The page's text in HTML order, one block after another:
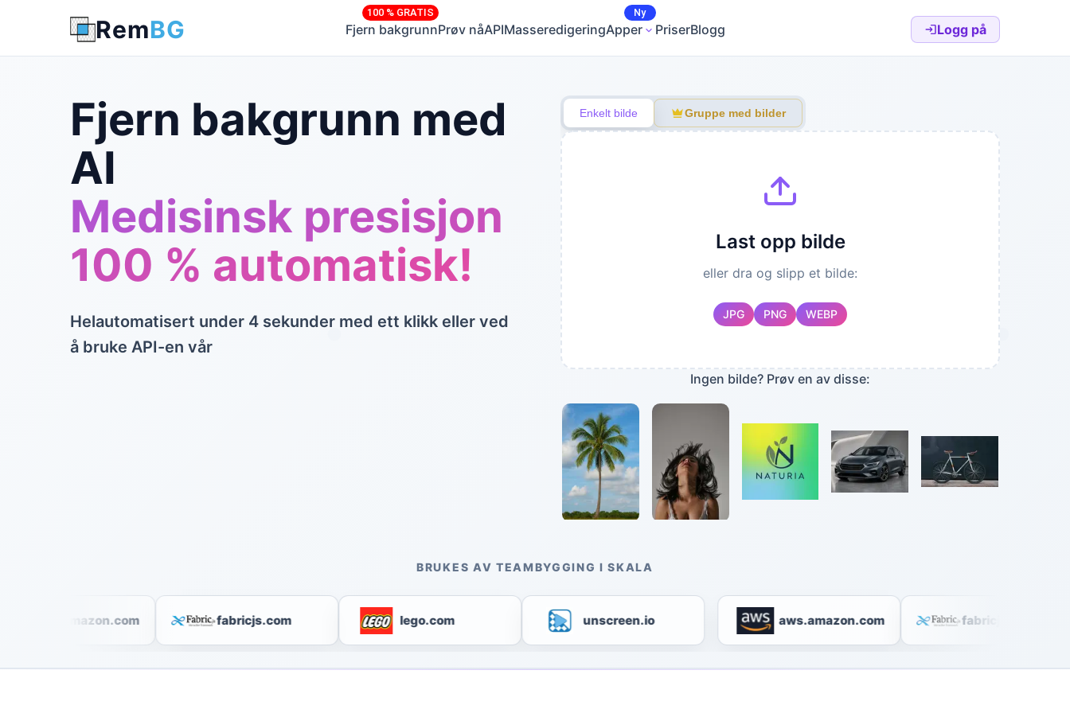
RemBG Fjern bakgrunn
100 % GRATIS
Prøv nåAPIMasseredigeringApper
Ny
PriserBlogg Logg på
Fjern bakgrunn med
AI
Medisinsk presisjon
100 % automatisk!
Helautomatisert under 4 sekunder med ett klikk eller ved
å bruke API-en vår
Enkelt bilde Gruppe med bilder
Bakgrunnsfarge Flere innstillinger
Last opp bilde
eller dra og slipp et bilde:
JPG PNG WEBP
Ingen bilde? Prøv en av disse:
BRUKES AV TEAMBYGGING I SKALA
aws.amazon.com fabricjs.com lego.com unscreen.io aws.amazon.com fabricjs.com